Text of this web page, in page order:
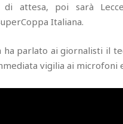
attesa, poi sarà
Italiana.
parlato ai giornalisti il
vigilia ai microfoni